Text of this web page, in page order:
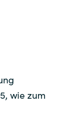
wie zum